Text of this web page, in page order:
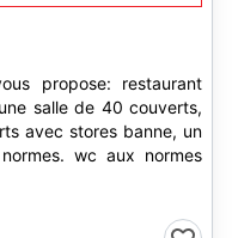
propose: restaurant
salle de 40 couverts,
avec stores banne, un
wc aux normes